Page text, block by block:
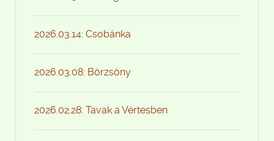
2026.03.14: Csobánka
2026.03.08: Börzsöny
2026.02.28: Tavak a Vértesben